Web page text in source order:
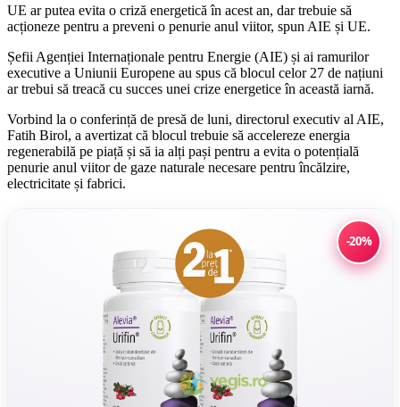
UE ar putea evita o criză energetică în acest an, dar trebuie să
acționeze pentru a preveni o penurie anul viitor, spun AIE și UE.
Șefii Agenției Internaționale pentru Energie (AIE) și ai ramurilor
executive a Uniunii Europene au spus că blocul celor 27 de națiuni
ar trebui să treacă cu succes unei crize energetice în această iarnă.
Vorbind la o conferință de presă de luni, directorul executiv al AIE,
Fatih Birol, a avertizat că blocul trebuie să accelereze energia
regenerabilă pe piață și să ia alți pași pentru a evita o potențială
penurie anul viitor de gaze naturale necesare pentru încălzire,
electricitate și fabrici.
-20%